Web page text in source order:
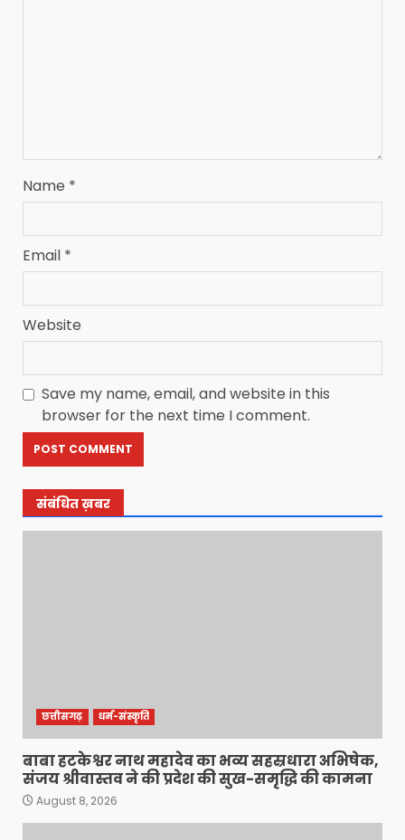
Name *
Email *
Website
Save my name, email, and website in this
browser for the next time I comment.
संबंधित ख़बर
छत्तीसगढ़ धर्म-संस्कृति
बाबा हटकेश्वर नाथ महादेव का भव्य सहस्रधारा अभिषेक,
संजय श्रीवास्तव ने की प्रदेश की सुख-समृद्धि की कामना
August 8, 2026